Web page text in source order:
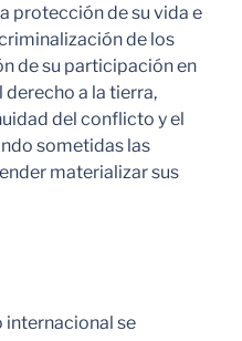
protección de su vida e
de los
de su participación en
a la tierra,
del conflicto y el
sometidas las
materializar sus
internacional se